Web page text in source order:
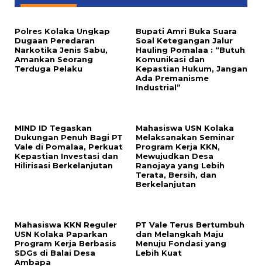
Polres Kolaka Ungkap
Dugaan Peredaran
Narkotika Jenis Sabu,
Amankan Seorang
Terduga Pelaku
Bupati Amri Buka Suara
Soal Ketegangan Jalur
Hauling Pomalaa : “Butuh
Komunikasi dan
Kepastian Hukum, Jangan
Ada Premanisme
Industrial”
MIND ID Tegaskan
Dukungan Penuh Bagi PT
Vale di Pomalaa, Perkuat
Kepastian Investasi dan
Hilirisasi Berkelanjutan
Mahasiswa USN Kolaka
Melaksanakan Seminar
Program Kerja KKN,
Mewujudkan Desa
Ranojaya yang Lebih
Terata, Bersih, dan
Berkelanjutan
Mahasiswa KKN Reguler
USN Kolaka Paparkan
Program Kerja Berbasis
SDGs di Balai Desa
Ambapa
PT Vale Terus Bertumbuh
dan Melangkah Maju
Menuju Fondasi yang
Lebih Kuat